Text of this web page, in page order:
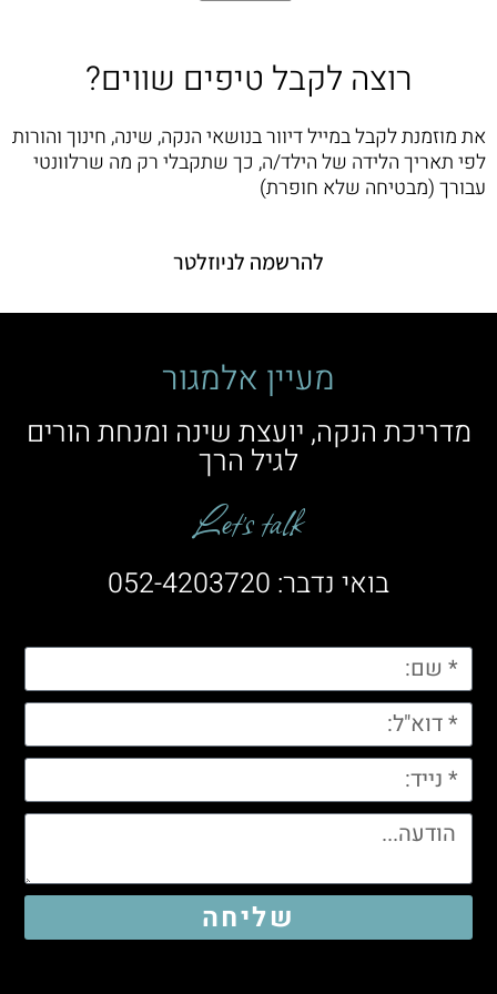
רוצה לקבל טיפים שווים?
את מוזמנת לקבל במייל דיוור בנושאי הנקה, שינה, חינוך והורות
לפי תאריך הלידה של הילד/ה, כך שתקבלי רק מה שרלוונטי
עבורך (מבטיחה שלא חופרת)
להרשמה לניוזלטר
מעיין אלמגור
מדריכת הנקה, יועצת שינה ומנחת הורים
לגיל הרך
Let’s talk
בואי נדבר: 052-4203720
שליחה